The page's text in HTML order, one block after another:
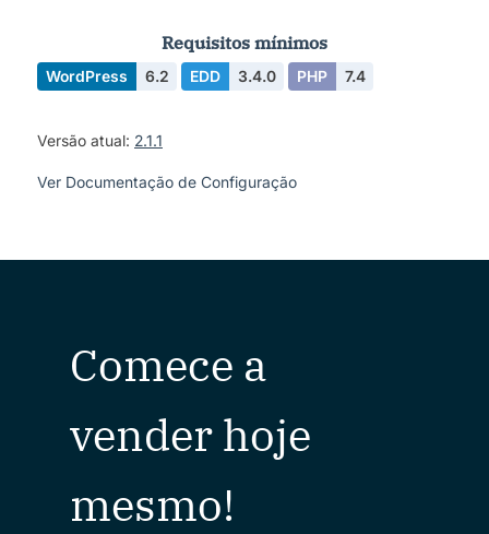
Requisitos mínimos
WordPress 6.2 EDD 3.4.0 PHP 7.4
Versão atual: 2.1.1
Ver Documentação de Configuração
Comece a
vender hoje
mesmo!